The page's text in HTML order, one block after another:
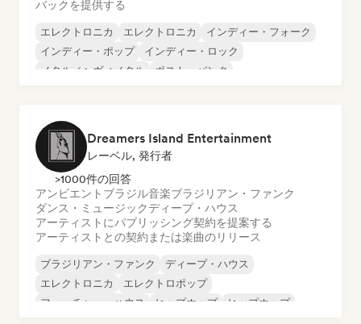
バックを提供する
エレクトロニカ エレクトロニカ
インディー・フォーク
インディー・ポップ
インディー・ロック
メタル／ヘヴィメタル
ポスト・パンク
Dreamers Island Entertainment
レーベル, 発行者
>1000件の回答
アンビエント ブラジル音楽ブラジリアン・ファンク
ダンス・ミュージックディープ・ハウス
アーティストにパブリッシング契約を提案する
アーティストとの契約または楽曲のリリース
ブラジリアン・ファンク
ディープ・ハウス
エレクトロニカ
エレクトロポップ
フューチャー・ハウス
ヒップホップ
ヒップホップ